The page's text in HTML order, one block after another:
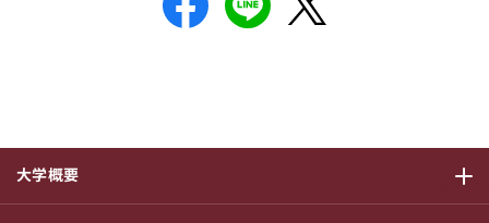
大学概要
サブメニ